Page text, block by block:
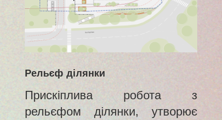
Рельєф ділянки
Прискіплива робота з
рельєфом ділянки, утворює